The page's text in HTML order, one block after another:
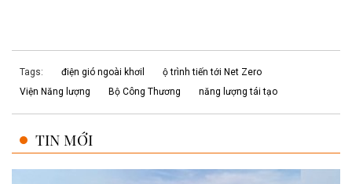
Tags: điện gió ngoài khơil
ộ trình tiến tới Net Zero
Viện Năng lượng
Bộ Công Thương năng lượng tái tạo
TIN MỚI